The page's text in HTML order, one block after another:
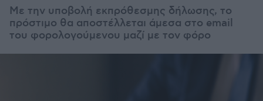
Με την υποβολή εκπρόθεσμης δήλωσης, το
πρόστιμο θα αποστέλλεται άμεσα στο email
του φορολογούμενου μαζί με τον φόρο